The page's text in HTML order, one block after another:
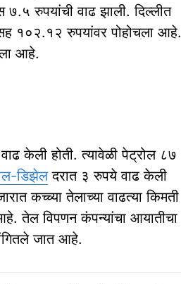
रुपयांची वाढ झाली. दिल्लीत
१०२.१२ रुपयांवर पोहोचला आहे.
आहे.
केली होती. त्यावेळी पेट्रोल ८७
डिझेलदरात ३ रुपये वाढ केली
कच्च्या तेलाच्या वाढत्या किमती
तेल विपणन कंपन्यांचा आयातीचा
जात आहे.